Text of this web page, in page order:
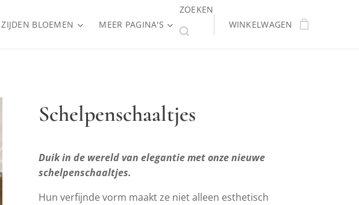
ZIJDEN BLOEMEN MEER PAGINA'S
ZOEKEN
WINKELWAGEN
Schelpenschaaltjes
Duik in de wereld van elegantie met onze nieuwe
schelpenschaaltjes.
Hun verfijnde vorm maakt ze niet alleen esthetisch